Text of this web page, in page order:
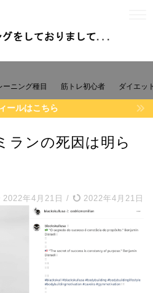
ーニング種目 筋トレ初心者 ダイエッ
ールはこちら
ランの死因は明ら
2022年4月21日 / 2022年4月21日